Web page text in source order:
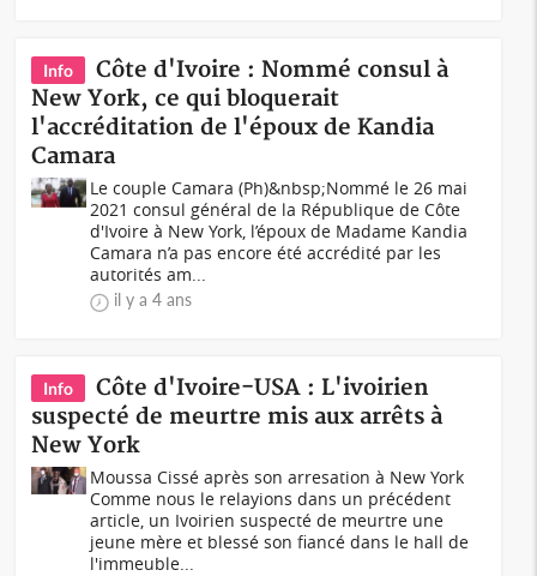
Info
Côte d'Ivoire : Nommé consul à
New York, ce qui bloquerait
l'accréditation de l'époux de Kandia
Camara
Le couple Camara (Ph)&nbsp;Nommé le 26 mai
2021 consul général de la République de Côte
d'Ivoire à New York, l’époux de Madame Kandia
Camara n’a pas encore été accrédité par les
autorités am...
il y a 4 ans
Info
Côte d'Ivoire-USA : L'ivoirien
suspecté de meurtre mis aux arrêts à
New York
Moussa Cissé après son arresation à New York
Comme nous le relayions dans un précédent
article, un Ivoirien suspecté de meurtre une
jeune mère et blessé son fiancé dans le hall de
l'immeuble...